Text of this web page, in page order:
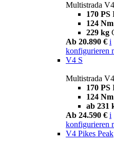
Multistrada V4
170 PS
124 Nm
229 kg
Ab 20.890 € i
konfigurieren
V4 S
Multistrada
170 PS
124 Nm
ab 231
Ab 24.590 € i
konfigurieren
V4 Pikes Peak